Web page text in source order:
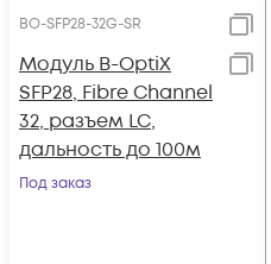
BO-SFP28-32G-SR
Модуль B-OptiX
SFP28, Fibre Channel
32, разъем LC,
дальность до 100м
Под заказ